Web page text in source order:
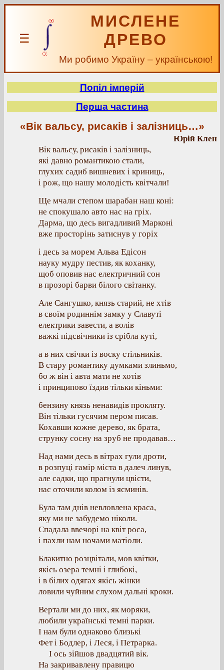
☰
МИСЛЕНЕ
ДРЕВО
Ми робимо Україну – українською!
Попіл імперій
Перша частина
«Вік вальсу, рисаків і залізниць…»
Юрій Клен
Вік вальсу, рисаків і залізниць,
які давно романтикою стали,
глухих садиб вишневих і криниць,
і рож, що нашу молодість квітчали!
Ще мчали степом шарабан наш коні:
не спокушало авто нас на гріх.
Дарма, що десь вигадливий Марконі
вже просторінь затиснув у горіх
і десь за морем Альва Едісон
науку мудру пестив, як коханку,
щоб оповив нас електричний сон
в прозорі барви білого світанку.
Але Сангушко, князь старий, не хтів
в своїм родиннім замку у Славуті
електрики завести, а волів
важкі підсвічники із срібла куті,
а в них свічки із воску стільників.
В стару романтику думками злиньмо,
бо ж він і авта мати не хотів
і принципово їздив тільки кіньми:
бензину князь ненавидів прокляту.
Він тільки гусячим пером писав.
Кохавши кожне дерево, як брата,
струнку сосну на зруб не продавав…
Над нами десь в вітрах гули дроти,
в розпуці гамір міста в далеч линув,
але садки, що прагнули цвісти,
нас оточили колом із ясминів.
Була там днів невловлена краса,
яку ми не забудемо ніколи.
Спадала ввечорі на квіт роса,
і пахли нам ночами матіоли.
Блакитно розцвітали, мов квітки,
якісь озера темні і глибокі,
і в білих одягах якісь жінки
ловили чуйним слухом дальні кроки.
Вертали ми до них, як моряки,
любили українські темні парки.
І нам були однаково близькі
Фет і Бодлер, і Леся, і Петрарка.
І ось зійшов двадцятий вік.
На закривавлену правицю